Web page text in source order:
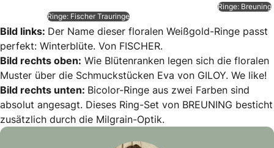
Ringe: Fischer Trauringe
Ringe: Breuning
Bild links: Der Name dieser floralen Weißgold-Ringe passt
perfekt: Winterblüte. Von FISCHER.
Bild rechts oben: Wie Blütenranken legen sich die floralen
Muster über die Schmuckstücken Eva von GILOY. We like!
Bild rechts unten: Bicolor-Ringe aus zwei Farben sind
absolut angesagt. Dieses Ring-Set von BREUNING besticht
zusätzlich durch die Milgrain-Optik.